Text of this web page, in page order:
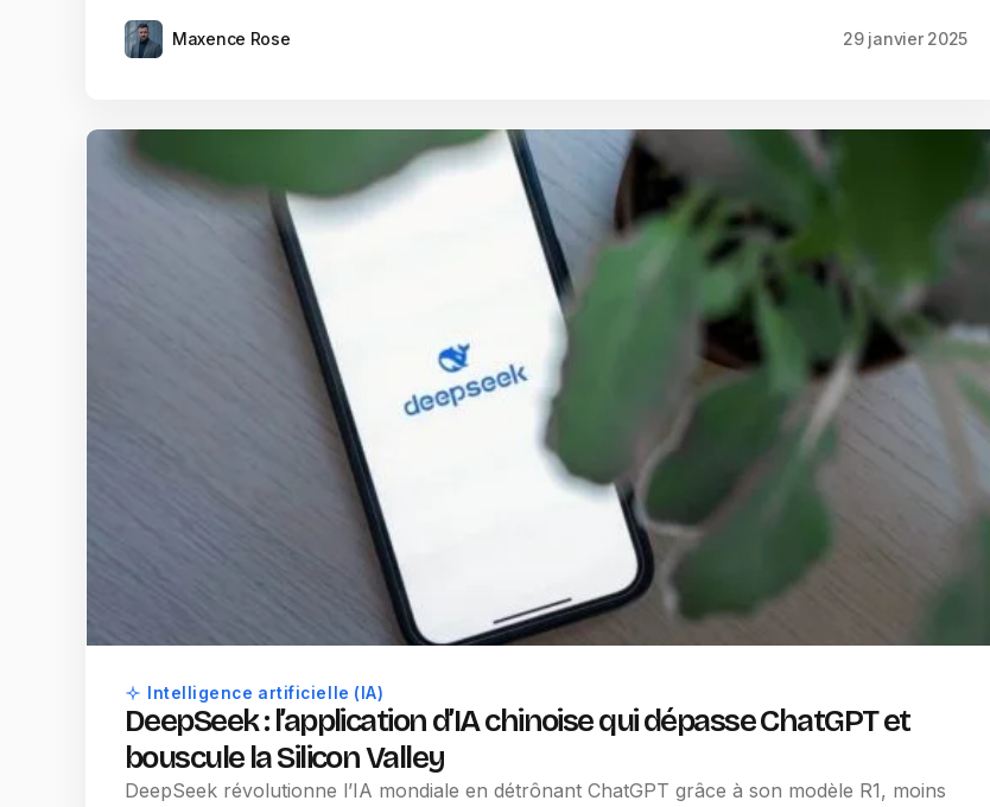
Maxence Rose 29 janvier 2025
Intelligence artificielle (IA)
DeepSeek : l’application d’IA chinoise qui dépasse ChatGPT et
bouscule la Silicon Valley
DeepSeek révolutionne l’IA mondiale en détrônant ChatGPT grâce à son modèle R1, moins